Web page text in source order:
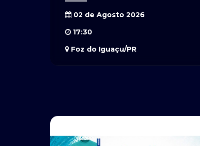
02 de Agosto 2026
17:30
Foz do Iguaçu/PR